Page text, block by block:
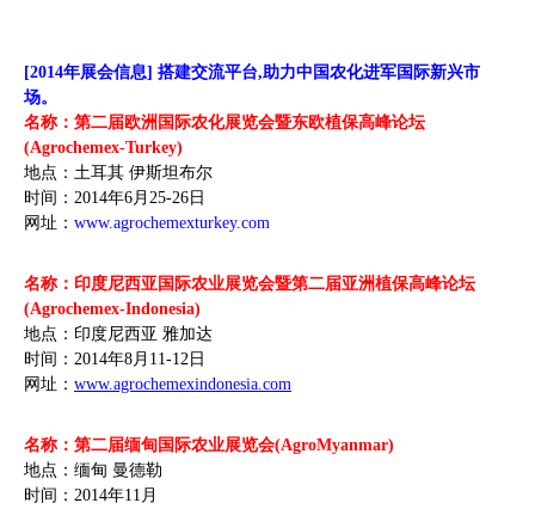
[2014年展会信息] 搭建交流平台,助力中国农化进军国际新兴市
场。
名称：第二届欧洲国际农化展览会暨东欧植保高峰论坛
(Agrochemex-Turkey)
地点：土耳其 伊斯坦布尔
时间：2014年6月25-26日
网址： www.agrochemexturkey.com
名称：印度尼西亚国际农业展览会暨第二届亚洲植保高峰论坛
(Agrochemex-Indonesia)
地点：印度尼西亚 雅加达
时间：2014年8月11-12日
网址： www.agrochemexindonesia.com
名称：第二届缅甸国际农业展览会(AgroMyanmar)
地点：缅甸 曼德勒
时间：2014年11月